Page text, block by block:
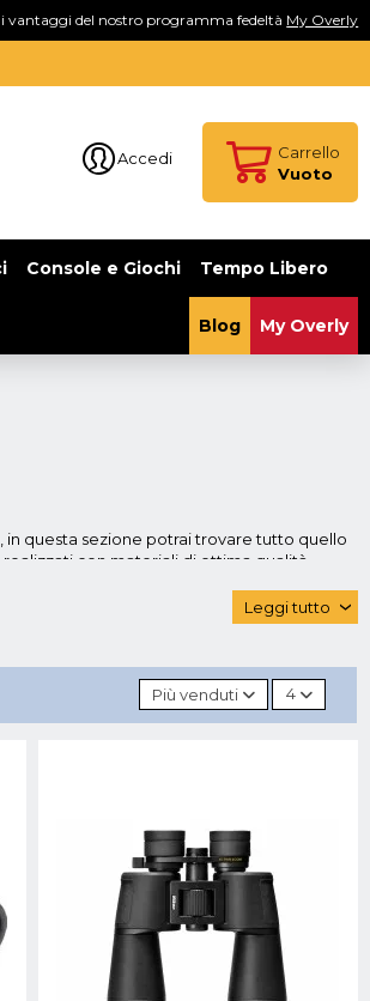
i vantaggi del nostro programma fedeltà My Overly
Carrello
Vuoto
Accedi
Console e Giochi Tempo Libero
My Overly
Blog
in questa sezione potrai trovare tutto quello
con materiali di ottima qualità
un prezzo conveniente, che lo differenziano
in gomma favorisce un'impugnatura
a 16x, ideale per
Messa a fuoco regolabile da ampia
Leggi tutto‹
Più venduti 4